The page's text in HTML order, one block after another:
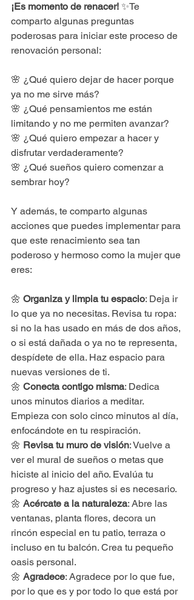
¡Es momento de renacer! ✨Te
comparto algunas preguntas
poderosas para iniciar este proceso de
renovación personal:
🌸 ¿Qué quiero dejar de hacer porque
ya no me sirve más?
🌸 ¿Qué pensamientos me están
limitando y no me permiten avanzar?
🌸 ¿Qué quiero empezar a hacer y
disfrutar verdaderamente?
🌸 ¿Qué sueños quiero comenzar a
sembrar hoy?
Y además, te comparto algunas
acciones que puedes implementar para
que este renacimiento sea tan
poderoso y hermoso como la mujer que
eres:
🌼 Organiza y limpia tu espacio: Deja ir
lo que ya no necesitas. Revisa tu ropa:
si no la has usado en más de dos años,
o si está dañada o ya no te representa,
despídete de ella. Haz espacio para
nuevas versiones de ti.
🌼 Conecta contigo misma: Dedica
unos minutos diarios a meditar.
Empieza con solo cinco minutos al día,
enfocándote en tu respiración.
🌼 Revisa tu muro de visión: Vuelve a
ver el mural de sueños o metas que
hiciste al inicio del año. Evalúa tu
progreso y haz ajustes si es necesario.
🌼 Acércate a la naturaleza: Abre las
ventanas, planta flores, decora un
rincón especial en tu patio, terraza o
incluso en tu balcón. Crea tu pequeño
oasis personal.
🌼 Agradece: Agradece por lo que fue,
por lo que es y por todo lo que está por